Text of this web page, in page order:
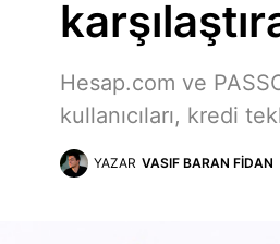
Hesap.com ve
kullanıcıları, kredi
YAZAR VASIF BARAN FIDAN